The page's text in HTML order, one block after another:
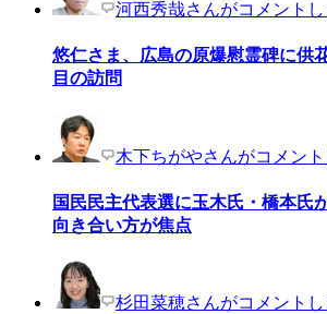
河西秀哉さんがコメントし
悠仁さま、広島の原爆慰霊碑に供
目の訪問
木下ちがやさんがコメン
国民民主代表選に玉木氏・橋本
向き合い方が焦点
杉田菜穂さんがコメントし